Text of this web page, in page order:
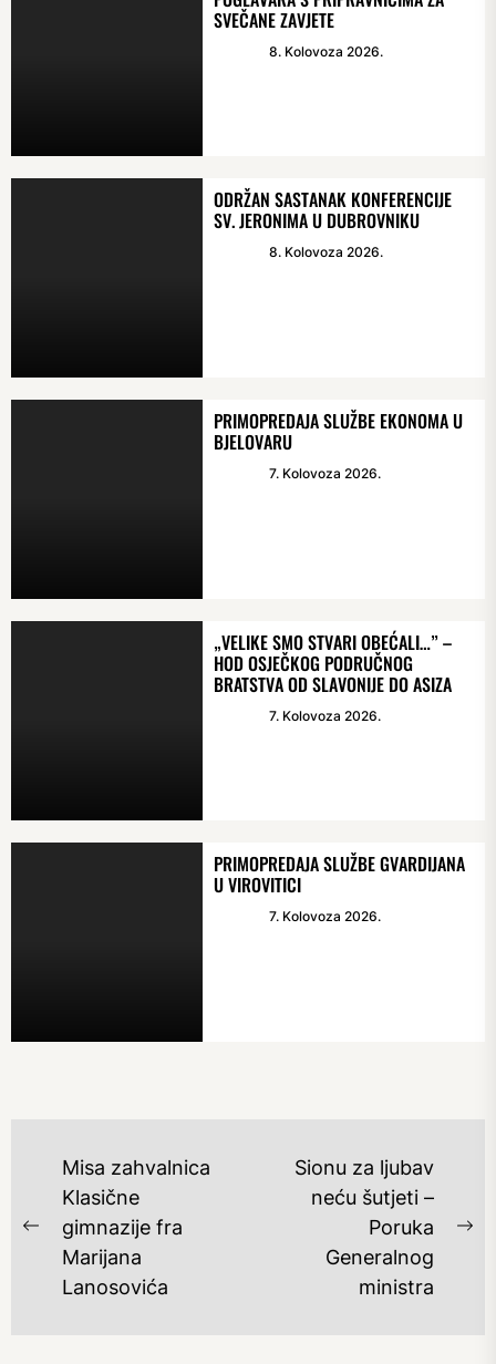
SVEČANE ZAVJETE
8. Kolovoza 2026.
ODRŽAN SASTANAK KONFERENCIJE
SV. JERONIMA U DUBROVNIKU
8. Kolovoza 2026.
PRIMOPREDAJA SLUŽBE EKONOMA U
BJELOVARU
7. Kolovoza 2026.
„VELIKE SMO STVARI OBEĆALI…” –
HOD OSJEČKOG PODRUČNOG
BRATSTVA OD SLAVONIJE DO ASIZA
7. Kolovoza 2026.
PRIMOPREDAJA SLUŽBE GVARDIJANA
U VIROVITICI
7. Kolovoza 2026.
NAVIGACIJA
OBJAVA
Previous
post:
Misa zahvalnica
Klasične
gimnazije fra
Marijana
Lanosovića
Sionu za ljubav
neću šutjeti –
Poruka
Generalnog
ministra